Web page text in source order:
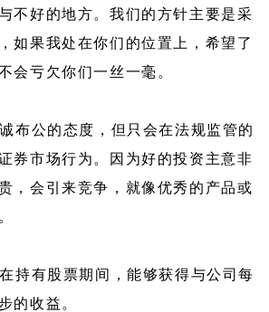
不好的地方。我们的方针主要是采
如果我处在你们的位置上，希望了
会亏欠你们一丝一毫。
布公的态度，但只会在法规监管的
券市场行为。因为好的投资主意非
，会引来竞争，就像优秀的产品或
持有股票期间，能够获得与公司每
的收益。